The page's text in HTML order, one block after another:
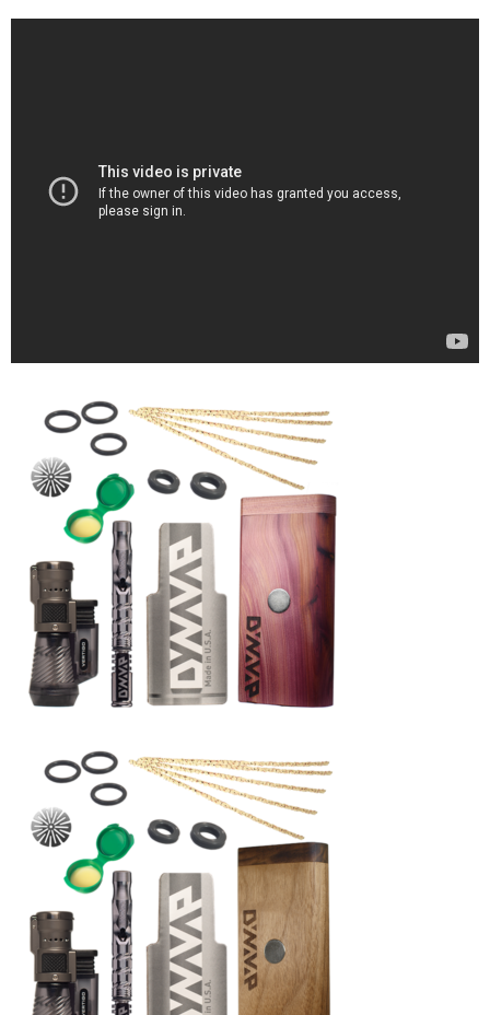
ZEUS
Arizer
IH
グラインダー
Simrell Collection
HIGHER LEVEL
Futo
MMW
パーツ
シーシャ初心者向けメディア記事
ゆっくり解説
自宅シーシャ
シーシャフレーバーレビュー
シーシャ機材
シーシャ屋開業について